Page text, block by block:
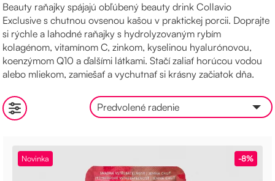
Stres
Chudnutie
Yamíci
Beauty raňajky spájajú obľúbený beauty drink Collavio
Exclusive s chutnou ovsenou kašou v praktickej porcii. Doprajte
si rýchle a lahodné raňajky s hydrolyzovaným rybím
kolagénom, vitamínom C, zinkom, kyselinou hyalurónovou,
koenzýmom Q10 a ďalšími látkami. Stačí zaliať horúcou vodou
alebo mliekom, zamiešať a vychutnať si krásny začiatok dňa.
Predvolené radenie
-8%
Novinka